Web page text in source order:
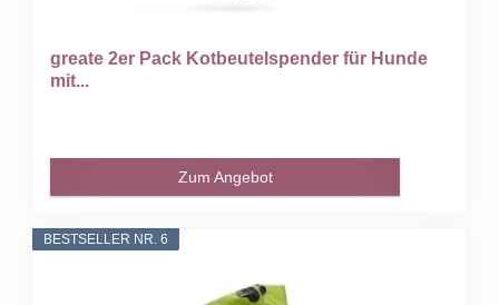
greate 2er Pack Kotbeutelspender für Hunde
mit...
Zum Angebot
BESTSELLER NR. 6